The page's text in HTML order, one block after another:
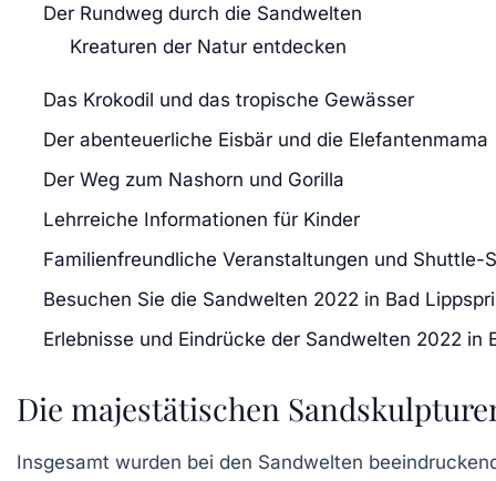
Der Rundweg durch die Sandwelten
Kreaturen der Natur entdecken
Das Krokodil und das tropische Gewässer
Der abenteuerliche Eisbär und die Elefantenmama
Der Weg zum Nashorn und Gorilla
Lehrreiche Informationen für Kinder
Familienfreundliche Veranstaltungen und Shuttle-
Besuchen Sie die Sandwelten 2022 in Bad
Erlebnisse und Eindrücke der Sandwelten 2022 in
Die majestätischen
Insgesamt wurden bei den Sandwelten